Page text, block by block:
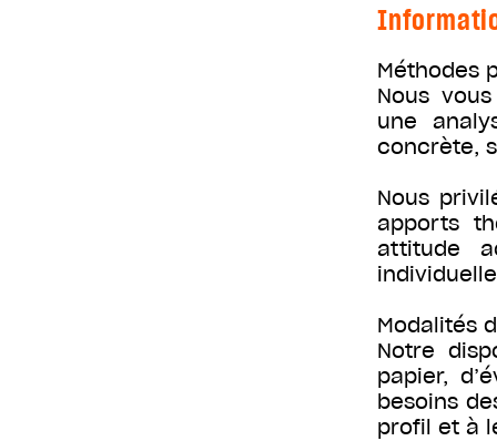
Méthodes
Nous
une
concrète,
Nous
apports
attitude
Modalités
Notre
papier,
besoins
profil et à